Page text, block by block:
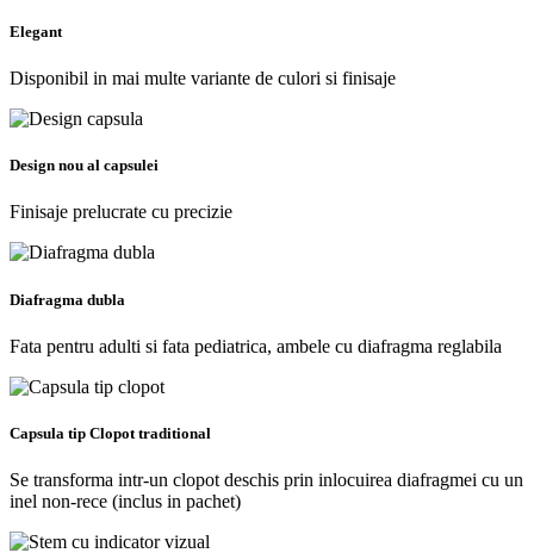
Elegant
Disponibil in mai multe variante de culori si finisaje
Design nou al capsulei
Finisaje prelucrate cu precizie
Diafragma dubla
Fata pentru adulti si fata pediatrica, ambele cu diafragma reglabila
Capsula tip Clopot traditional
Se transforma intr-un clopot deschis prin inlocuirea diafragmei cu un
inel non-rece (inclus in pachet)